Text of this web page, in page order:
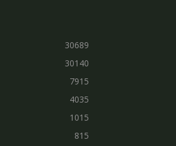
30689
30140
7915
4035
1015
815